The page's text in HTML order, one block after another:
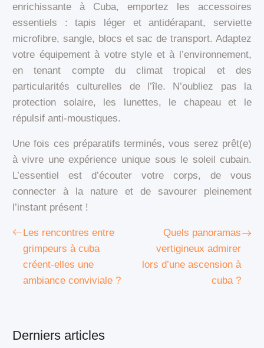
enrichissante à Cuba, emportez les accessoires
essentiels : tapis léger et antidérapant, serviette
microfibre, sangle, blocs et sac de transport. Adaptez
votre équipement à votre style et à l’environnement,
en tenant compte du climat tropical et des
particularités culturelles de l’île. N’oubliez pas la
protection solaire, les lunettes, le chapeau et le
répulsif anti-moustiques.
Une fois ces préparatifs terminés, vous serez prêt(e)
à vivre une expérience unique sous le soleil cubain.
L’essentiel est d’écouter votre corps, de vous
connecter à la nature et de savourer pleinement
l’instant présent !
Les rencontres entre
grimpeurs à cuba
créent-elles une
ambiance conviviale ?
Quels panoramas
vertigineux admirer
lors d’une ascension à
cuba ?
Derniers articles